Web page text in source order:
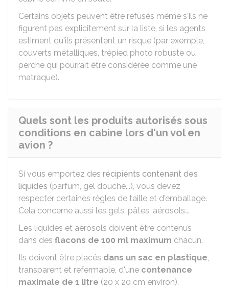
Certains objets peuvent être refusés même s'ils ne
figurent pas explicitement sur la liste, si les agents
estiment qu'ils présentent un risque (par exemple,
couverts métalliques, trépied photo robuste ou
perche qui pourrait être considérée comme une
matraque).
Quels sont les produits autorisés sous
conditions en cabine lors d'un vol en
avion ?
Si vous emportez des récipients contenant des
liquides (parfum, gel douche...), vous devez
respecter certaines règles de taille et d'emballage.
Cela concerne aussi les gels, pâtes, aérosols...
Les liquides et aérosols doivent être contenus
dans des flacons de 100 ml maximum chacun.
Ils doivent être placés dans un sac en plastique,
transparent et refermable, d'une contenance
maximale de 1 litre (20 x 20 cm environ).